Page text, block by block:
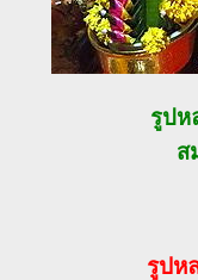
รูปห
ส
รูปห